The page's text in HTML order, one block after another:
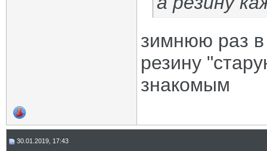
зимнюю раз в
резину
знакомым
30.01.2019, 17:43